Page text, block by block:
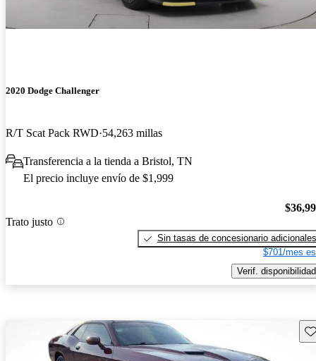
2020 Dodge Challenger
R/T Scat Pack RWD 54,263 millas
Transferencia a la tienda a Bristol, TN
El precio incluye envío de $1,999
Trato justo
Sin tasas de concesionario adicionales
$701/mes
Verif. disponibilidad